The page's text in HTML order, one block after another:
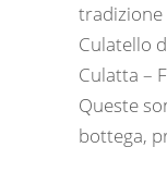
tradizione
Culatello
Culatta –
Queste
bottega,